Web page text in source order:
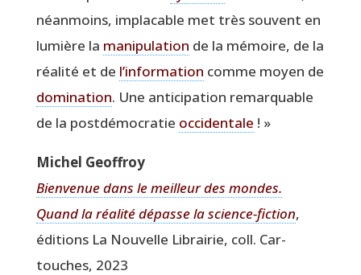
néan­moins, impla­cable met très sou­vent en
lumière la mani­pu­la­tion de la mémoire, de la
réa­li­té et de l’information comme moyen de
domi­na­tion. Une anti­ci­pa­tion remar­quable
de la post­dé­mo­cra­tie occi­den­tale ! »
Michel Geof­froy
Bien­ve­nue dans le meilleur des mondes.
Quand la réa­li­té dépasse la science-fic­tion,
édi­tions La Nou­velle Librai­rie, coll. Car­
touches, 2023